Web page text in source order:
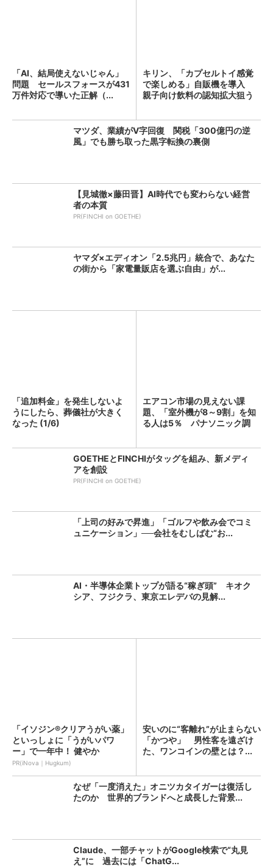
「AI、結局使えないじゃん」
問題 セールスフォースが431
万件対応で導いた正解（...
キリン、「カプセルトイ感覚
で楽しめる」自販機を導入
親子向け飲料の認知拡大狙う
マツダ、業績がV字回復 関税「300億円の逆
風」でも勝ち取った黒字転換の裏側
【見城徹×藤田晋】AI時代でも変わらない経営
者の本質
PR(FINCHI on GOETHE)
ヤマダ×エディオン「2.5兆円」統合で、あなた
の街から「家電量販店を選ぶ自由」が...
「追加料金」を発生しないよ
うにしたら、葬儀社が大きく
なった (1/6)
エアコン市場の見えない課
題、「室外機が8～9割」を知
る人は5％ パナソニック調
GOETHEとFINCHIがタッグを組み、新メディ
アを創設
PR(FINCHI on GOETHE)
「上司の好みで昇進」「ゴルフや飲み会でコミ
ュニケーション」──会社をむしばむ“お...
AI・半導体企業トップが語る“稼ぎ頭” キオク
シア、フジクラ、東京エレデバの見解...
「イソジン®クリアうがい薬」
といっしょに「うがいパワ
ー」で一年中！ 健やか
PR(iNova｜Hugkum)
安いのに“客離れ”が止まらない
「かつや」 男性客を遠ざけ
た、ワンコインの壁とは？...
なぜ「一度消えた」オニツカタイガーは復活し
たのか 世界的ブランドへと成長した背景...
Claude、一部チャットがGoogle検索で“丸見
え”に 過去には「ChatG...